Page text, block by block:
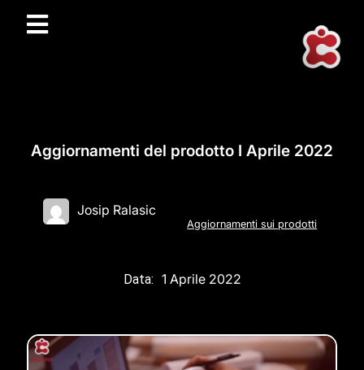
Aggiornamenti del prodotto I Aprile 2022
Josip Ralasic
Aggiornamenti sui prodotti
Data: 1 Aprile 2022